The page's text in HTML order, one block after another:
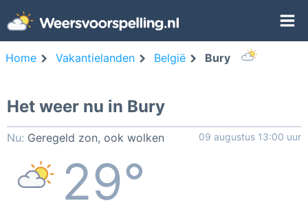
Home Vakantielanden België Bury
Het weer nu in Bury
Nu: Geregeld zon, ook wolken 09 augustus 13:00 uur
29°